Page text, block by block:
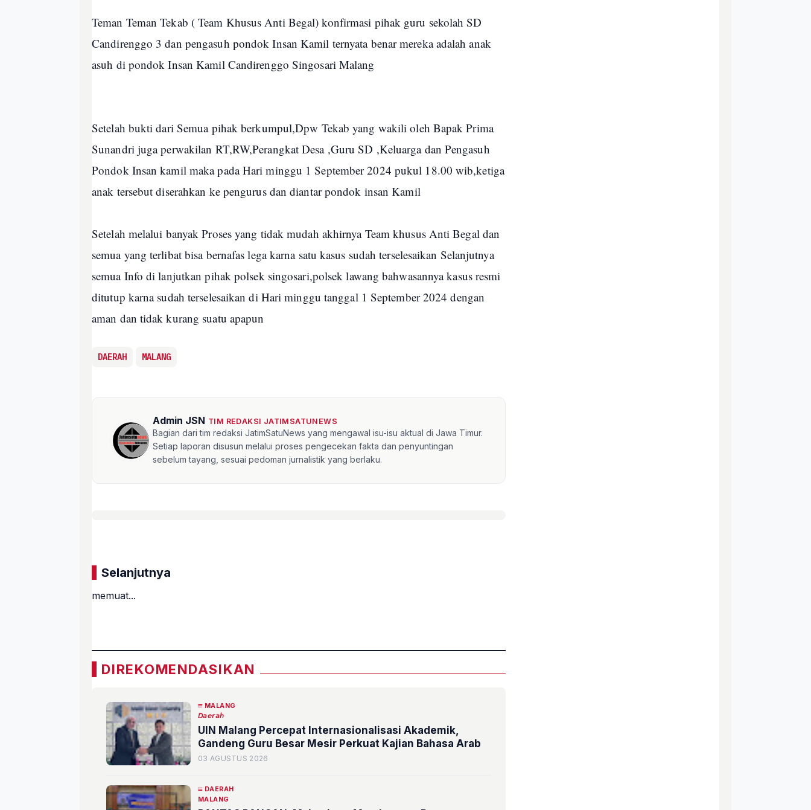
Teman Teman Tekab ( Team Khusus Anti Begal) konfirmasi pihak guru sekolah SD
Candirenggo 3 dan pengasuh pondok Insan Kamil ternyata benar mereka adalah anak
asuh di pondok Insan Kamil Candirenggo Singosari Malang
Setelah bukti dari Semua pihak berkumpul,Dpw Tekab yang wakili oleh Bapak Prima
Sunandri juga perwakilan RT,RW,Perangkat Desa ,Guru SD ,Keluarga dan Pengasuh
Pondok Insan kamil maka pada Hari minggu 1 September 2024 pukul 18.00 wib,ketiga
anak tersebut diserahkan ke pengurus dan diantar pondok insan Kamil
Setelah melalui banyak Proses yang tidak mudah akhirnya Team khusus Anti Begal dan
semua yang terlibat bisa bernafas lega karna satu kasus sudah terselesaikan Selanjutnya
semua Info di lanjutkan pihak polsek singosari,polsek lawang bahwasannya kasus resmi
ditutup karna sudah terselesaikan di Hari minggu tanggal 1 September 2024 dengan
aman dan tidak kurang suatu apapun
DAERAH MALANG
Admin JSN TIM REDAKSI JATIMSATUNEWS
Bagian dari tim redaksi JatimSatuNews yang mengawal isu-isu aktual di Jawa Timur.
Setiap laporan disusun melalui proses pengecekan fakta dan penyuntingan
sebelum tayang, sesuai pedoman jurnalistik yang berlaku.
Selanjutnya
memuat...
DIREKOMENDASIKAN
MALANG
𝘋𝘢𝘦𝘳𝘢𝘩
UIN Malang Percepat Internasionalisasi Akademik,
Gandeng Guru Besar Mesir Perkuat Kajian Bahasa Arab
03 AGUSTUS 2026
DAERAH
MALANG